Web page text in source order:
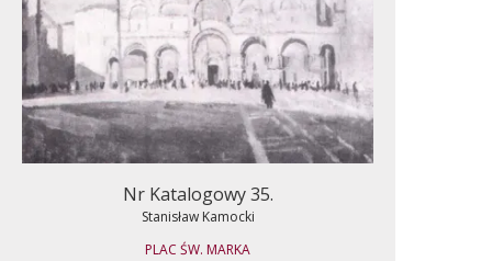
Nr Katalogowy 35.
Stanisław Kamocki
PLAC ŚW. MARKA